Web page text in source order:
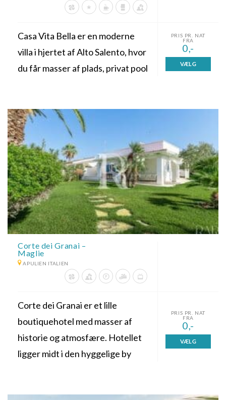
Casa Vita Bella er en moderne
villa i hjertet af Alto Salento, hvor
du får masser af plads, privat pool
PRIS PR. NAT
FRA
0,-
VÆLG
Corte dei Granai –
Maglie
APULIEN ITALIEN
Corte dei Granai er et lille
boutiquehotel med masser af
historie og atmosfære. Hotellet
ligger midt i den hyggelige by
PRIS PR. NAT
FRA
0,-
VÆLG